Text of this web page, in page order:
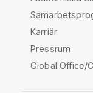
Karriär
Pressrum
Global Office/